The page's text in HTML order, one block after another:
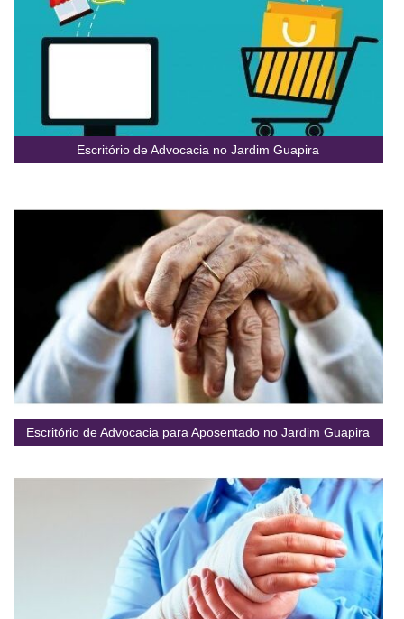
Escritório de Advocacia no Jardim Guapira
Escritório de Advocacia para Aposentado no Jardim Guapira